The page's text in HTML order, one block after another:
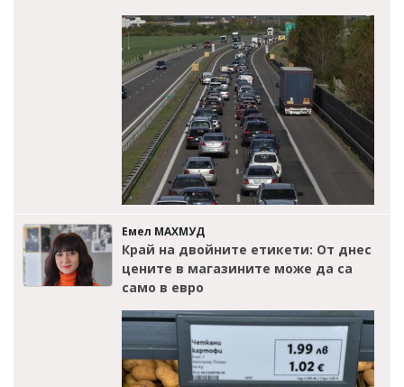
Емел МАХМУД
Край на двойните етикети: От днес
цените в магазините може да са
само в евро